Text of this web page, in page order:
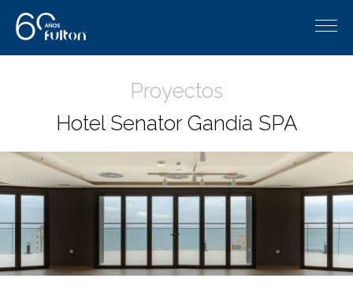
Proyectos
Hotel Senator Gandía SPA